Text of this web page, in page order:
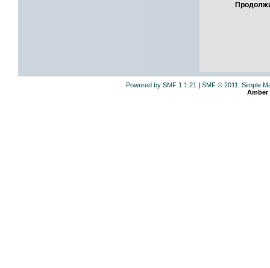
Powered by SMF 1.1.21 | SMF © 2011, Simple
Amber